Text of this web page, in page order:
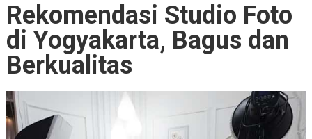
Rekomendasi Studio Foto
di Yogyakarta, Bagus dan
Berkualitas